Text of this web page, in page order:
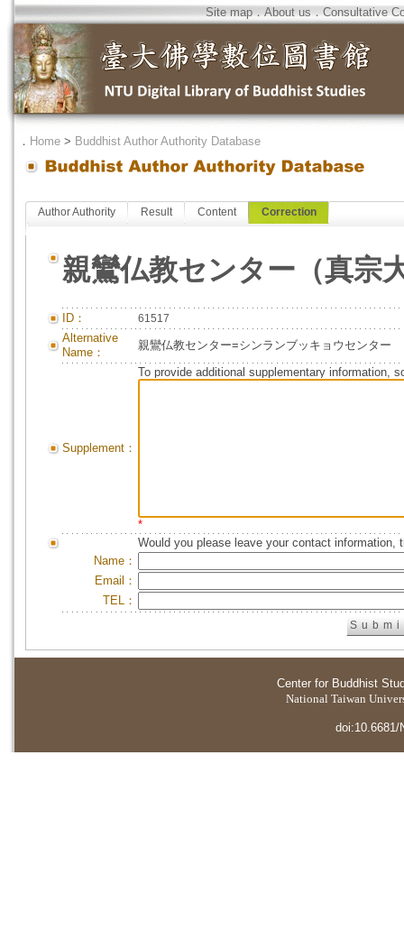
Site map．About us．Consultative
． Home > Buddhist Author Authority Database
Author Authority Result Content Correction
親鸞仏教センター（真宗
ID： 61517
Alternative
Name：
親鸞仏教センター=シンランブッキョウセンター
Supplement：
To provide additional supplementary information,
*
Would you please leave your contact information,
Name：
Email：
TEL：
Center for Buddhist
National Taiwan
doi:10.6681/